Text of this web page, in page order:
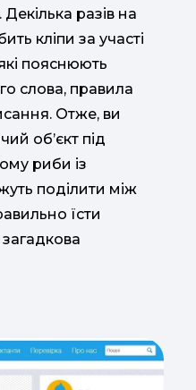
Декілька разів на
кліпи за участі
пояснюють
слова, правила
Отже, ви
об’єкт під
риби із
поділити між
їсти